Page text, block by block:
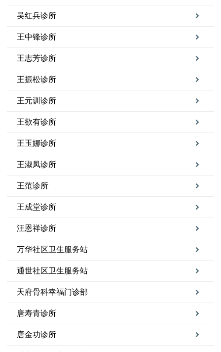
吴红兵诊所
王中锋诊所
王志芳诊所
王振松诊所
王元训诊所
王欲有诊所
王玉娜诊所
王淑凤诊所
王范诊所
王成堂诊所
汪恩祥诊所
万华社区卫生服务站
通世社区卫生服务站
天府骨科幸福门诊部
唐寿青诊所
唐金功诊所